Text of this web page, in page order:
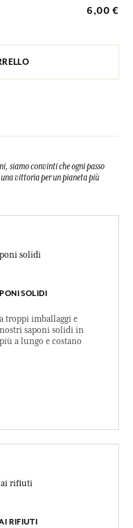
6,00 €
siamo convinti che ogni passo
vittoria per un pianeta più
SOLIDI
troppi imballaggi e
saponi solidi in
a lungo e costano
RIFIUTI